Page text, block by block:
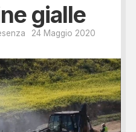
gialle
24 Maggio 2020